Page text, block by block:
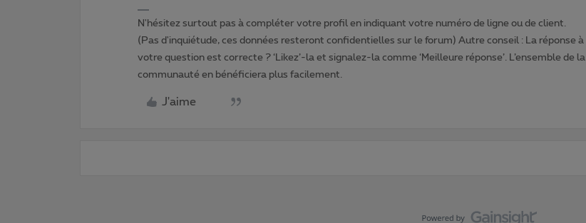
N'hésitez surtout pas à compléter votre profil en indiquant votre numéro de ligne ou de client.
(Pas d'inquiétude, ces données resteront confidentielles sur le forum) Autre conseil : La réponse à
votre question est correcte ? ‘Likez’-la et signalez-la comme ‘Meilleure réponse’. L’ensemble de la
communauté en bénéficiera plus facilement.
J'aime